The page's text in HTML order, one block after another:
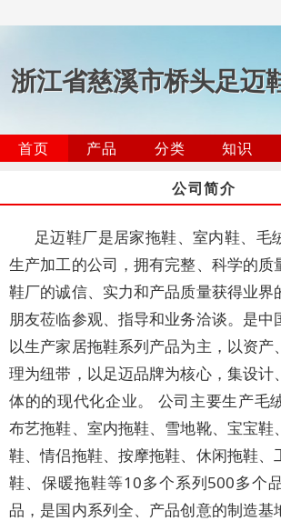
浙江省慈溪市桥头足迈
首页 产品 分类 知识
公司简介
足迈鞋厂是居家拖鞋、室内鞋、毛
生产加工的公司，拥有完整、科学的质
鞋厂的诚信、实力和产品质量获得业界
朋友莅临参观、指导和业务洽谈。是中
以生产家居拖鞋系列产品为主，以资产
理为纽带，以足迈品牌为核心，集设计
体的的现代化企业。 公司主要生产毛
布艺拖鞋、室内拖鞋、雪地靴、宝宝鞋
鞋、情侣拖鞋、按摩拖鞋、休闲拖鞋、
鞋、保暖拖鞋等10多个系列500多个
品，是国内系列全、产品创意的制造基